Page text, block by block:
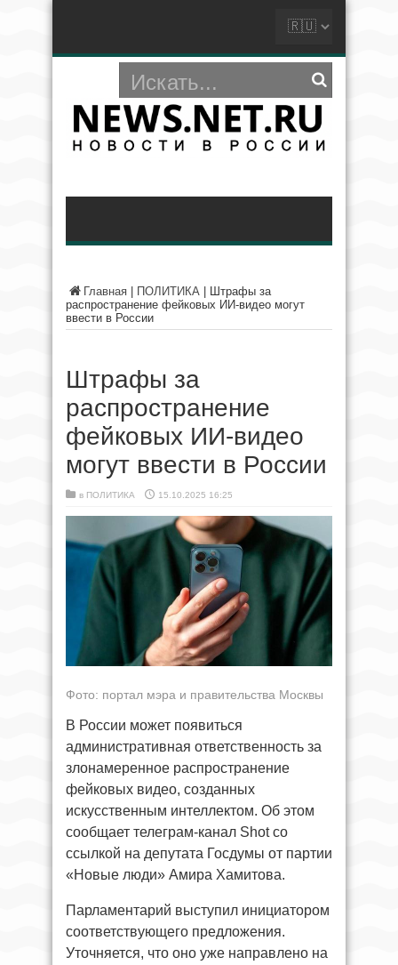
Главная ПОЛИТИКА
Штрафы за
распространение фейковых ИИ-видео могут
ввести в России
Штрафы за
распространение
фейковых ИИ-видео
могут ввести в России
в ПОЛИТИКА 15.10.2025 16:25
Фото: портал мэра и правительства Москвы
В России может появиться
административная ответственность за
злонамеренное распространение
фейковых видео, созданных
искусственным интеллектом. Об этом
сообщает телеграм-канал Shot со
ссылкой на депутата Госдумы от партии
«Новые люди» Амира Хамитова.
Парламентарий выступил инициатором
соответствующего предложения.
Уточняется, что оно уже направлено на